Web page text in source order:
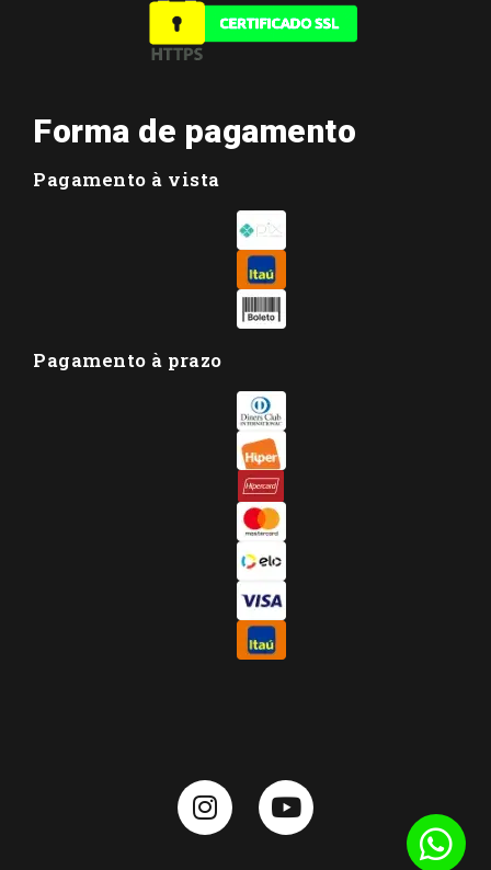
Forma de pagamento
Pagamento à vista
Pagamento à prazo